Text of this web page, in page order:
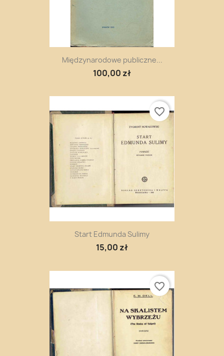
Międzynarodowe publiczne...
100,00 zł
Start Edmunda Sulimy
15,00 zł
favorite_border
favorite_border